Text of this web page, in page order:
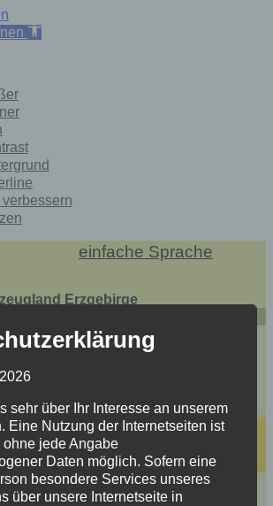
verbessern
einfache Sprache
Erzgebirge
sehr über Ihr Interesse an unserem
Eine Nutzung der Internetseiten ist
jede Angabe
Daten möglich. Sofern eine
besondere Services unseres
über unsere Internetseite in